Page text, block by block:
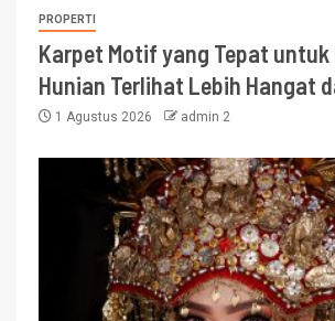
PROPERTI
Karpet Motif yang Tepat untuk
Hunian Terlihat Lebih Hangat
1 Agustus 2026 admin 2